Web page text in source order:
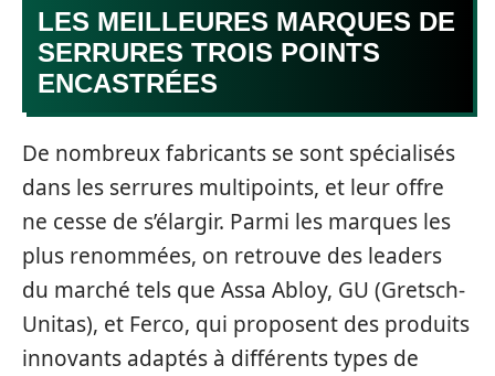
LES MEILLEURES MARQUES DE
SERRURES TROIS POINTS
ENCASTRÉES
De nombreux fabricants se sont spécialisés
dans les serrures multipoints, et leur offre
ne cesse de s’élargir. Parmi les marques les
plus renommées, on retrouve des leaders
du marché tels que Assa Abloy, GU (Gretsch-
Unitas), et Ferco, qui proposent des produits
innovants adaptés à différents types de